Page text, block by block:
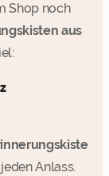
Shop noch
aus
Anlass.